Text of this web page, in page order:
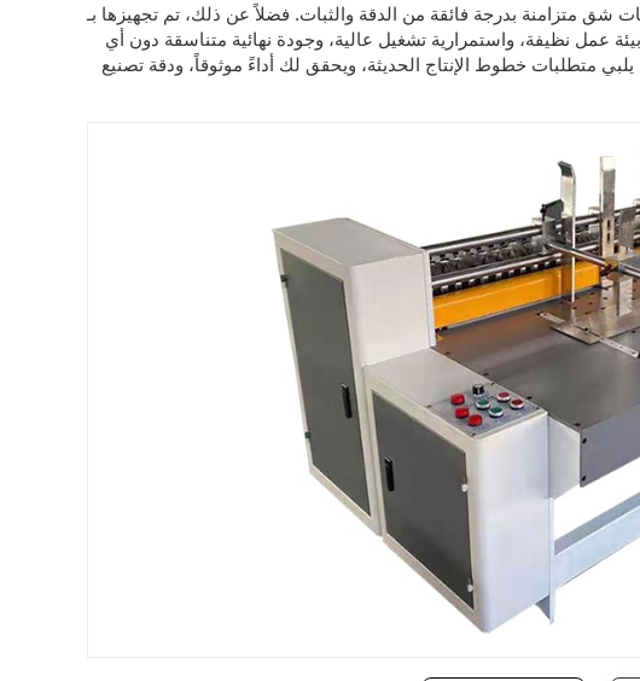
شق متزامنة بدرجة فائقة من الدقة والثبات. فضلاً عن ذلك، تم تجهيزها بـ
عمل نظيفة، واستمرارية تشغيل عالية، وجودة نهائية متناسقة دون أي
متطلبات خطوط الإنتاج الحديثة، ويحقق لك أداءً موثوقاً، ودقة تصنيع